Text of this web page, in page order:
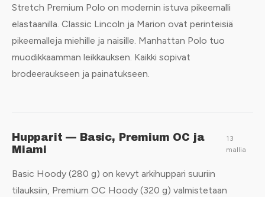
Stretch Premium Polo on modernin istuva pikeemalli
elastaanilla. Classic Lincoln ja Marion ovat perinteisiä
pikeemalleja miehille ja naisille. Manhattan Polo tuo
muodikkaamman leikkauksen. Kaikki sopivat
brodeeraukseen ja painatukseen.
Hupparit — Basic, Premium OC ja
Miami
13
mallia
Basic Hoody (280 g) on kevyt arkihuppari suuriin
tilauksiin, Premium OC Hoody (320 g) valmistetaan